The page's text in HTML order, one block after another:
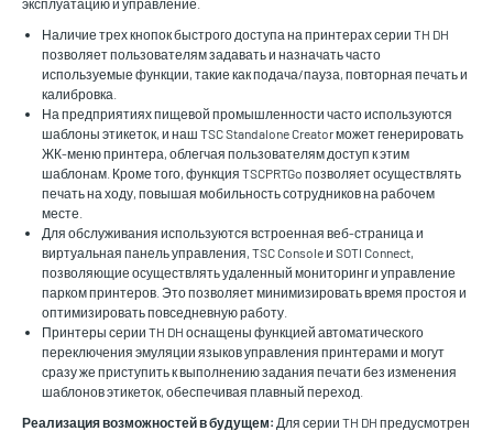
Наличие трех кнопок быстрого доступа на принтерах серии TH DH
позволяет пользователям задавать и назначать часто
используемые функции, такие как подача/пауза, повторная печать и
калибровка.
На предприятиях пищевой промышленности часто используются
шаблоны этикеток, и наш TSC Standalone Creator может генерировать
ЖК-меню принтера, облегчая пользователям доступ к этим
шаблонам. Кроме того, функция TSCPRTGo позволяет осуществлять
печать на ходу, повышая мобильность сотрудников на рабочем
месте.
Для обслуживания используются встроенная веб-страница и
виртуальная панель управления, TSC Console и SOTI Connect,
позволяющие осуществлять удаленный мониторинг и управление
парком принтеров. Это позволяет минимизировать время простоя и
оптимизировать повседневную работу.
Принтеры серии TH DH оснащены функцией автоматического
переключения эмуляции языков управления принтерами и могут
сразу же приступить к выполнению задания печати без изменения
шаблонов этикеток, обеспечивая плавный переход.
Реализация возможностей в будущем: Для серии TH DH предусмотрен